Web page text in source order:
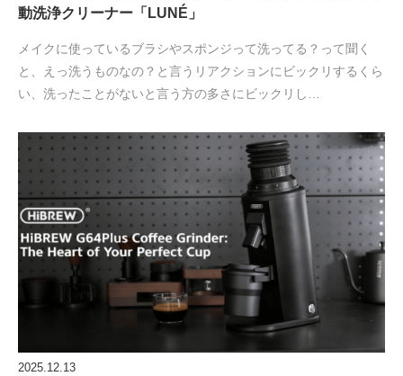
動洗浄クリーナー「LUNÉ」
メイクに使っているブラシやスポンジって洗ってる？って聞く
と、えっ洗うものなの？と言うリアクションにビックリするくら
い、洗ったことがないと言う方の多さにビックリし…
2025.12.13